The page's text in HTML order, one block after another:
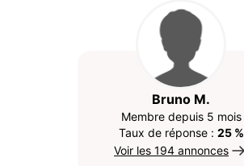
Bruno M.
Membre depuis 5 mois
Taux de réponse : 25 %
Voir les 194 annonces